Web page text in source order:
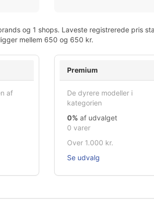
og 1 shops. Laveste registrerede pris
mellem 650 og 650 kr.
af
Premium
De dyrere modeller i
kategorien
0% af udvalget
0 varer
Over 1.000 kr.
Se udvalg